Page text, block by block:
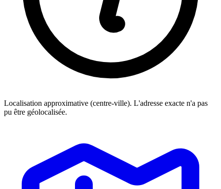
Localisation approximative (centre-ville). L'adresse exacte n'a pas
pu être géolocalisée.